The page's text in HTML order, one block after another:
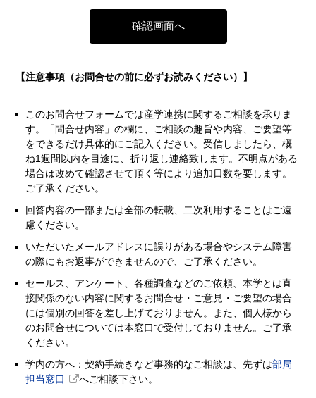
【注意事項（お問合せの前に必ずお読みください）】
このお問合せフォームでは産学連携に関するご相談を承りま
す。「問合せ内容」の欄に、ご相談の趣旨や内容、ご要望等
をできるだけ具体的にご記入ください。受信しましたら、概
ね1週間以内を目途に、折り返し連絡致します。不明点がある
場合は改めて確認させて頂く等により追加日数を要します。
ご了承ください。
回答内容の一部または全部の転載、二次利用することはご遠
慮ください。
いただいたメールアドレスに誤りがある場合やシステム障害
の際にもお返事ができませんので、ご了承ください。
セールス、アンケート、各種調査などのご依頼、本学とは直
接関係のない内容に関するお問合せ・ご意見・ご要望の場合
には個別の回答を差し上げておりません。また、個人様から
のお問合せについては本窓口で受付しておりません。ご了承
ください。
学内の方へ：契約手続きなど事務的なご相談は、先ずは部局
担当窓口
へご相談下さい。